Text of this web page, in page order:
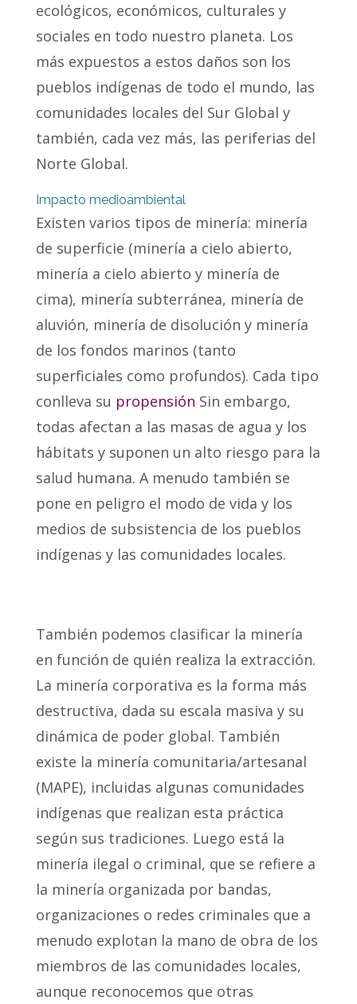
ecológicos, económicos, culturales y
sociales en todo nuestro planeta. Los
más expuestos a estos daños son los
pueblos indígenas de todo el mundo, las
comunidades locales del Sur Global y
también, cada vez más, las periferias del
Norte Global.
Impacto medioambiental
Existen varios tipos de minería: minería
de superficie (minería a cielo abierto,
minería a cielo abierto y minería de
cima), minería subterránea, minería de
aluvión, minería de disolución y minería
de los fondos marinos (tanto
superficiales como profundos). Cada tipo
conlleva su propensión Sin embargo,
todas afectan a las masas de agua y los
hábitats y suponen un alto riesgo para la
salud humana. A menudo también se
pone en peligro el modo de vida y los
medios de subsistencia de los pueblos
indígenas y las comunidades locales.
También podemos clasificar la minería
en función de quién realiza la extracción.
La minería corporativa es la forma más
destructiva, dada su escala masiva y su
dinámica de poder global. También
existe la minería comunitaria/artesanal
(MAPE), incluidas algunas comunidades
indígenas que realizan esta práctica
según sus tradiciones. Luego está la
minería ilegal o criminal, que se refiere a
la minería organizada por bandas,
organizaciones o redes criminales que a
menudo explotan la mano de obra de los
miembros de las comunidades locales,
aunque reconocemos que otras